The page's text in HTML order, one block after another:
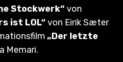
Stockwerk“von
ist LOL“von Eirik Sæter
„Der letzte
Memari.